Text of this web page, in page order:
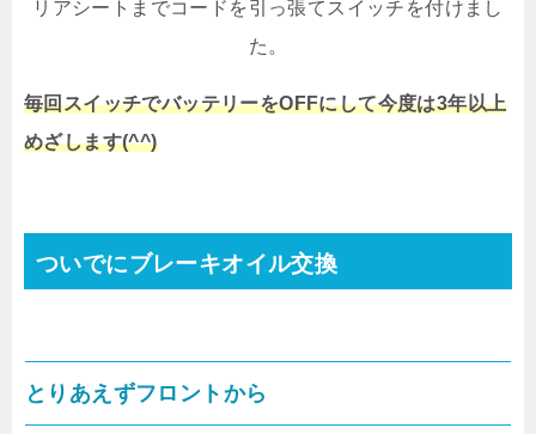
リアシートまでコードを引っ張てスイッチを付けまし
た。
毎回スイッチでバッテリーをOFFにして今度は3年以上
めざします(^^)
ついでにブレーキオイル交換
とりあえずフロントから